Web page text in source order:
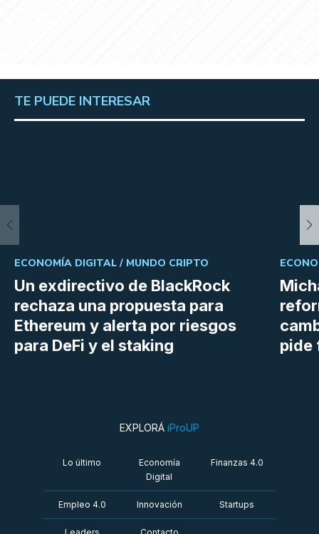
TE PUEDE INTERESAR
Un exdirectivo de BlackRock
rechaza una propuesta para
Ethereum y alerta por riesgos
para DeFi y el staking
ECONOMÍA DIGITAL / MUNDO CRIPTO
pide
EXPLORÁ iProUP
Lo último
Economía
Digital
Finanzas 4.0
Empleo 4.0 Innovación Startups